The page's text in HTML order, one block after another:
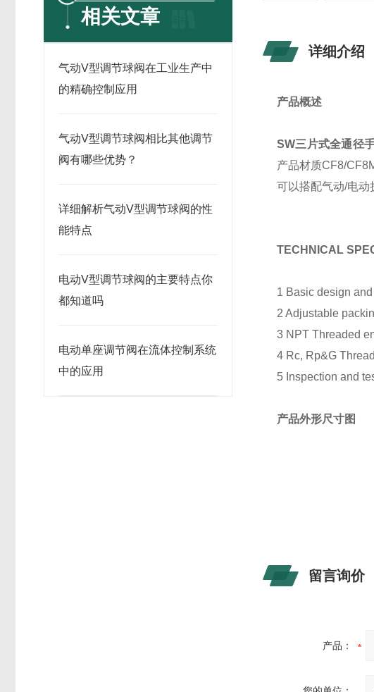
相关文章
气动V型调节球阀在工业生产中
的精确控制应用
气动V型调节球阀相比其他调节
阀有哪些优势？
详细解析气动V型调节球阀的性
能特点
电动V型调节球阀的主要特点你
都知道吗
电动单座调节阀在流体控制系统
中的应用
详细介绍
产品概述
SW三片式全通径
产品材质CF8/
可以搭配气动/电动
TECHNICAL
1 Basic design
2 Adjustable
3 NPT Threaded
4 Rc, Rp&G
5 Inspection and
产品外形尺寸图
留言询价
产品：